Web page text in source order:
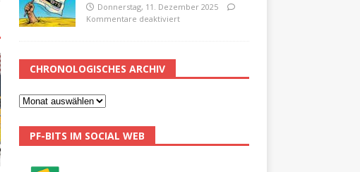
Donnerstag, 11. Dezember 2025
Kommentare deaktiviert
CHRONOLOGISCHES ARCHIV
PF-BITS IM SOCIAL WEB